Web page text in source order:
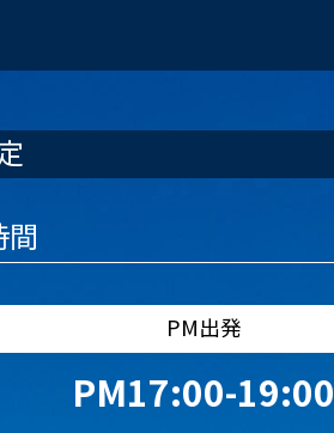
間
PM出発
PM17:00-19:00